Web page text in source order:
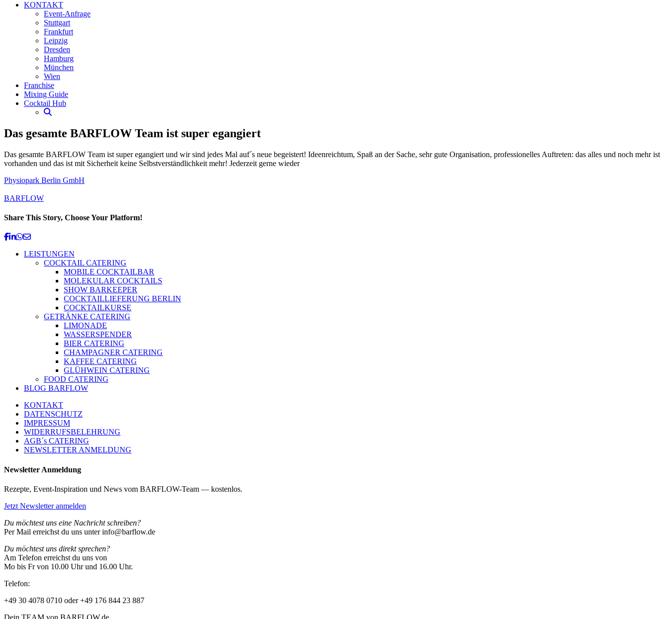
KONTAKT
Event-Anfrage
Stuttgart
Frankfurt
Leipzig
Dresden
Hamburg
München
Wien
Franchise
Mixing Guide
Cocktail Hub
Das gesamte BARFLOW Team ist super egangiert
Das gesamte BARFLOW Team ist super egangiert und wir sind jedes Mal auf´s neue begeistert! Ideenreichtum, Spaß an der Sache, sehr gute Organisation, professionelles Auftreten: das alles und noch mehr ist
vorhanden und das ist mit Sicherheit keine Selbstverständlichkeit mehr! Jederzeit gerne wieder
Physiopark Berlin GmbH
BARFLOW
Share This Story, Choose Your Platform!
Facebook
Linkedin
Whatsapp
Email
LEISTUNGEN
COCKTAIL CATERING
MOBILE COCKTAILBAR
MOLEKULAR COCKTAILS
SHOW BARKEEPER
COCKTAILLIEFERUNG BERLIN
COCKTAILKURSE
GETRÄNKE CATERING
LIMONADE
WASSERSPENDER
BIER CATERING
CHAMPAGNER CATERING
KAFFEE CATERING
GLÜHWEIN CATERING
FOOD CATERING
BLOG BARFLOW
KONTAKT
DATENSCHUTZ
IMPRESSUM
WIDERRUFSBELEHRUNG
AGB´s CATERING
NEWSLETTER ANMELDUNG
Newsletter Anmeldung
Rezepte, Event-Inspiration und News vom BARFLOW-Team — kostenlos.
Jetzt Newsletter anmelden
Du möchtest uns eine Nachricht schreiben?
Per Mail erreichst du uns unter info@barflow.de
Du möchtest uns direkt sprechen?
Am Telefon erreichst du uns von
Mo bis Fr von 10.00 Uhr und 16.00 Uhr.
Telefon:
+49 30 4078 0710 oder +49 176 844 23 887
Dein TEAM von BARFLOW.de